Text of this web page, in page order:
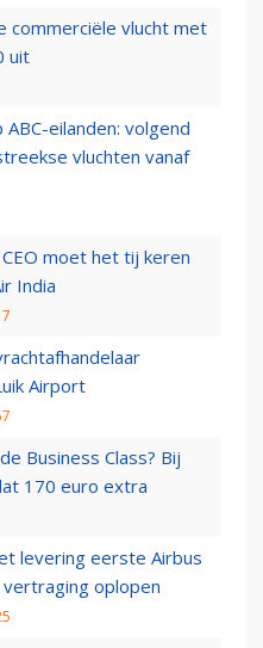
commerciële vlucht met
uit
eilanden: volgend
vluchten vanaf
moet het tij keren
India
Airport
Business Class? Bij
170 euro extra
levering eerste Airbus
vertraging oplopen